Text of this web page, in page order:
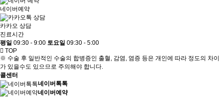
네이버예약
카카오 상담
진료시간
평일 09:30 - 9:00 토요일 09:30 - 5:00
TOP
※ 수술 후 일반적인 수술의 합병증인 출혈, 감염, 염증 등은 개인에 따라 정도의 차이
가 있을수도 있으므로 주의해야 합니다.
콜센터
네이버톡톡
네이버예약